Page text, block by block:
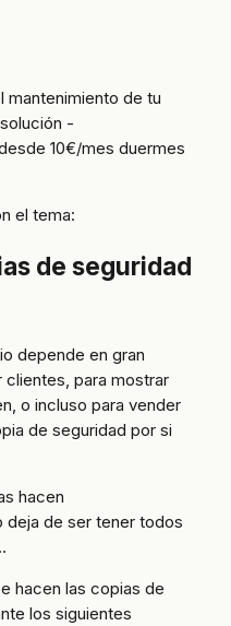
mantenimiento de tu
-
10€/mes duermes
el tema:
de seguridad
depende en gran
para mostrar
o incluso para vender
de seguridad por si
hacen
deja de ser tener todos
hacen las copias de
los siguientes